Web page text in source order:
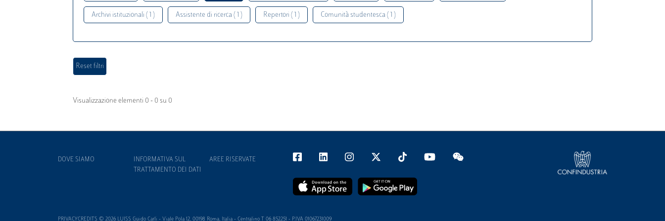
Archivi istituzionali ( 1 ) Assistente di ricerca ( 1 ) Repertori ( 1 ) Comunità studentesca ( 1 )
Visualizzazione elementi 0 - 0 su 0
DOVE SIAMO
INFORMATIVA SUL
TRATTAMENTO DEI DATI
AREE RISERVATE
PRIVACYCREDITS © 2026 LUISS Guido Carli - Viale Pola 12, 00198 Roma, Italia - Centralino T 06 852251 - P.IVA 01067231009